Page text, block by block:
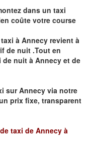
dans un taxi
coûte votre course
à Annecy revient à
de nuit .Tout en
de nuit à Annecy et de
surAnnecy via notre
prix fixe, transparent
taxi de Annecy à